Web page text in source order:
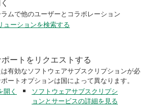
ムで他のユーザーとコラボレーション
ューションを検索する
ートをリクエストする
有効なソフトウェアサブスクリプションが必
ートオプションは国によって異なります。
開く
ソフトウェアサブスクリプシ
ョンとサービスの詳細を見る